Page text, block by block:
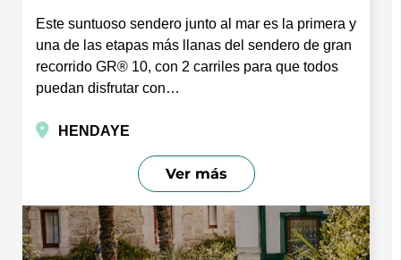
Este suntuoso sendero junto al mar es la primera y
una de las etapas más llanas del sendero de gran
recorrido GR® 10, con 2 carriles para que todos
puedan disfrutar con…
HENDAYE
Ver más